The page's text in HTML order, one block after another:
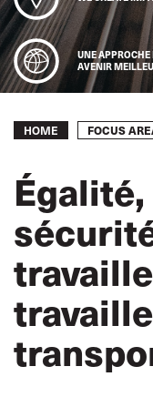
UNE
AVENIR
Breadcrumb
HOME FOCUS